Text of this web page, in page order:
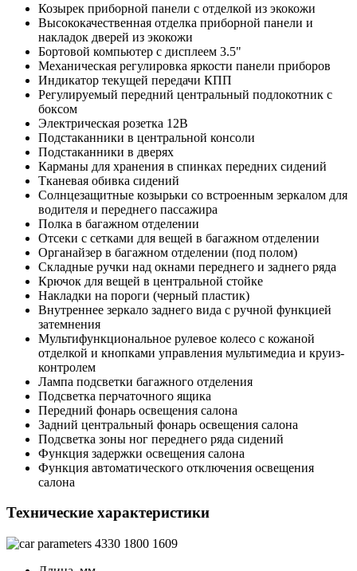
Козырек приборной панели с отделкой из экокожи
Высококачественная отделка приборной панели и
накладок дверей из экокожи
Бортовой компьютер с дисплеем 3.5"
Механическая регулировка яркости панели приборов
Индикатор текущей передачи КПП
Регулируемый передний центральный подлокотник с
боксом
Электрическая розетка 12В
Подстаканники в центральной консоли
Подстаканники в дверях
Карманы для хранения в спинках передних сидений
Тканевая обивка сидений
Солнцезащитные козырьки со встроенным зеркалом для
водителя и переднего пассажира
Полка в багажном отделении
Отсеки с сетками для вещей в багажном отделении
Органайзер в багажном отделении (под полом)
Складные ручки над окнами переднего и заднего ряда
Крючок для вещей в центральной стойке
Накладки на пороги (черный пластик)
Внутреннее зеркало заднего вида с ручной функцией
затемнения
Мультифункциональное рулевое колесо с кожаной
отделкой и кнопками управления мультимедиа и круиз-
контролем
Лампа подсветки багажного отделения
Подсветка перчаточного ящика
Передний фонарь освещения салона
Задний центральный фонарь освещения салона
Подсветка зоны ног переднего ряда сидений
Функция задержки освещения салона
Функция автоматического отключения освещения
салона
Технические характеристики
4330 1800 1609